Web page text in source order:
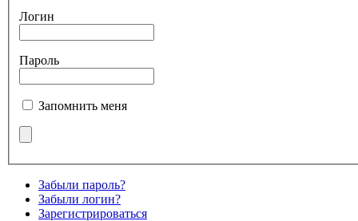
Логин
Пароль
Запомнить меня
Забыли пароль?
Забыли логин?
Зарегистрироваться